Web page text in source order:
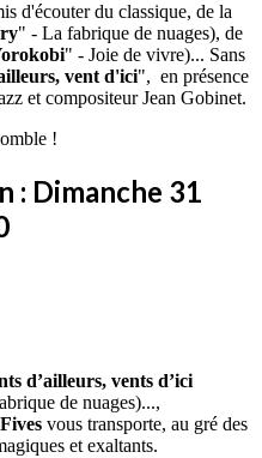
d'écouter du classique, de la
" - La fabrique de nuages), de
" - Joie de vivre)... Sans
vent d'ici", en présence
et compositeur Jean Gobinet.
!
: Dimanche 31
d’ailleurs, vents d’ici
de nuages)...,
vous transporte, au gré des
et exaltants.